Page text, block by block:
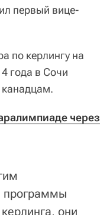
первый вице-
по керлингу на
года в Сочи
канадцам.
через
программы
они